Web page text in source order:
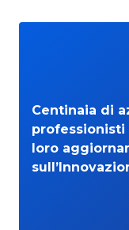
Centinaia di
professionisti
loro